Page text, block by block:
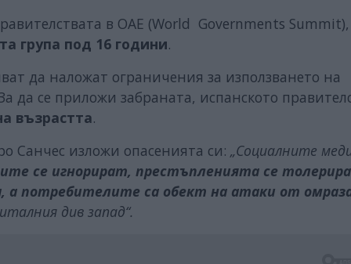
в ОАЕ (World Governments Summit),
група под 16 години.
да наложат ограничения за използването на
да се приложи забраната, испанското
възрастта.
Санчес изложи опасенията си: „Социалните
се игнорират, престъпленията се
а потребителите са обект на атаки от
див запад“.